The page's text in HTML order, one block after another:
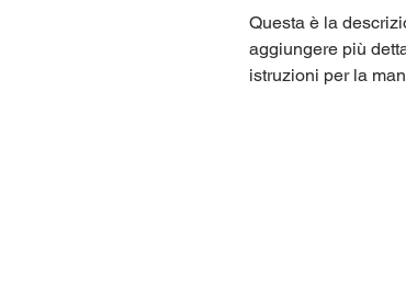
Questa è la
aggiungere più
istruzioni per la